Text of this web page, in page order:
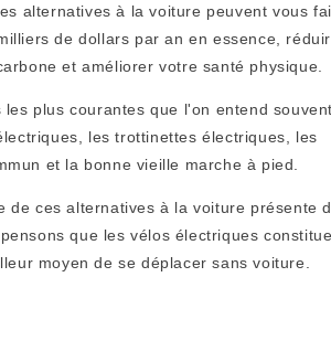
alternatives à la voiture peuvent vous
de dollars par an en essence,
et améliorer votre santé physique.
les plus courantes que l'on entend
les trottinettes électriques, les
et la bonne vieille marche à pied.
de ces alternatives à la voiture présente
que les vélos électriques
moyen de se déplacer sans voiture.